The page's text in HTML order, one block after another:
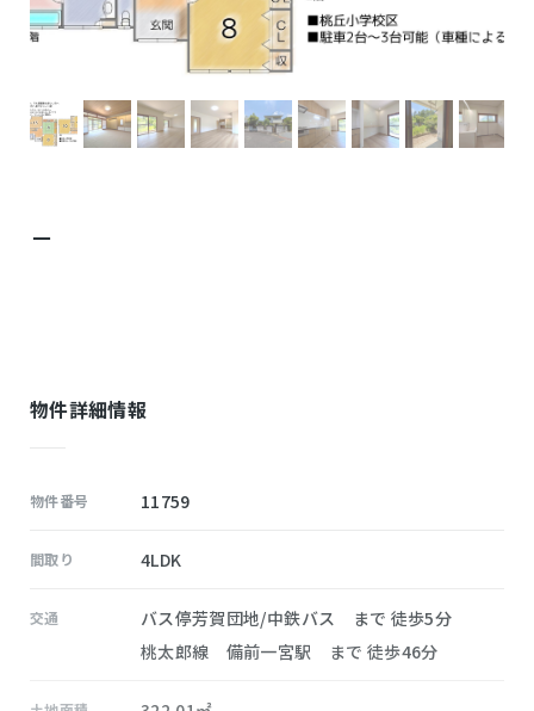
－
物件詳細情報
物件番号 11759
間取り 4LDK
交通
バス停芳賀団地/中鉄バス まで 徒歩5分
桃太郎線 備前一宮駅 まで 徒歩46分